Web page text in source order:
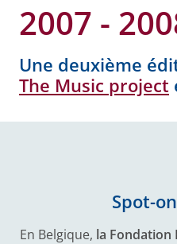
2007 -
Une deuxième
The Music project
Spot-
En Belgique, la Fondation